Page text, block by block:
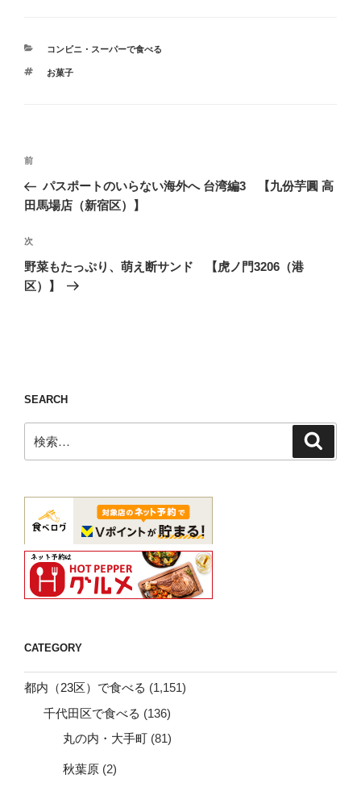
カ
ゴ
コンビニ・スーパーで食べる
タ
お菓子
投
ナ
ゲ
ー
シ
前
の
投
前
パスポートのいらない海外へ 台湾編3 【九份芋圓 高
田馬場店（新宿区）】
次
の
投
次
野菜もたっぷり、萌え断サンド 【虎ノ門3206（港
区）】
SEARCH
索:
CATEGORY
都内（23区）で食べる (1,151)
千代田区で食べる (136)
丸の内・大手町 (81)
秋葉原 (2)